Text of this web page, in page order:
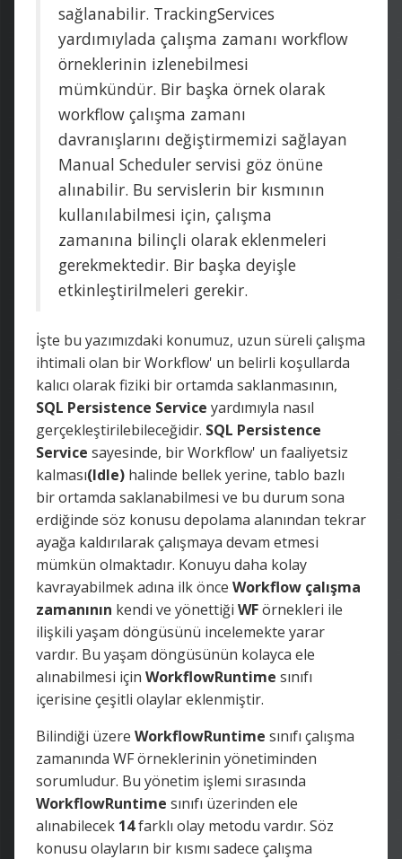
sağlanabilir. TrackingServices
yardımıylada çalışma zamanı workflow
örneklerinin izlenebilmesi
mümkündür. Bir başka örnek olarak
workflow çalışma zamanı
davranışlarını değiştirmemizi sağlayan
Manual Scheduler servisi göz önüne
alınabilir. Bu servislerin bir kısmının
kullanılabilmesi için, çalışma
zamanına bilinçli olarak eklenmeleri
gerekmektedir. Bir başka deyişle
etkinleştirilmeleri gerekir.
İşte bu yazımızdaki konumuz, uzun süreli çalışma
ihtimali olan bir Workflow' un belirli koşullarda
kalıcı olarak fiziki bir ortamda saklanmasının,
SQL Persistence Service yardımıyla nasıl
gerçekleştirilebileceğidir. SQL Persistence
Service sayesinde, bir Workflow' un faaliyetsiz
kalması(Idle) halinde bellek yerine, tablo bazlı
bir ortamda saklanabilmesi ve bu durum sona
erdiğinde söz konusu depolama alanından tekrar
ayağa kaldırılarak çalışmaya devam etmesi
mümkün olmaktadır. Konuyu daha kolay
kavrayabilmek adına ilk önce Workflow çalışma
zamanının kendi ve yönettiği WFörnekleri ile
ilişkili yaşam döngüsünü incelemekte yarar
vardır. Bu yaşam döngüsünün kolayca ele
alınabilmesi için WorkflowRuntime sınıfı
içerisine çeşitli olaylar eklenmiştir.
Bilindiği üzere WorkflowRuntime sınıfı çalışma
zamanında WF örneklerinin yönetiminden
sorumludur. Bu yönetim işlemi sırasında
WorkflowRuntime sınıfı üzerinden ele
alınabilecek 14farklı olay metodu vardır. Söz
konusu olayların bir kısmı sadece çalışma